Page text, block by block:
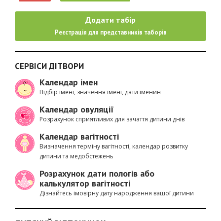
Додати табір
Реєстрація для представників таборів
СЕРВІСИ ДІТВОРИ
Календар імен
Підбір імені, значення імені, дати іменин
Календар овуляції
Розрахунок сприятливих для зачаття дитини днів
Календар вагітності
Визначення терміну вагітності, календар розвитку
дитини та медобстежень
Розрахунок дати пологів або
калькулятор вагітності
Дізнайтесь імовірну дату народження вашої дитини